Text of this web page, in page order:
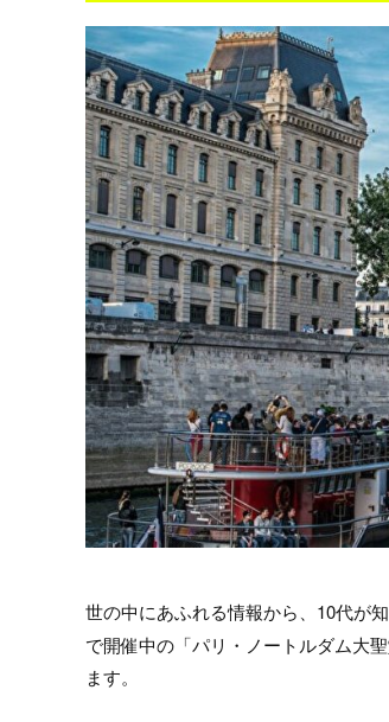
世の中にあふれる情報から、10代が
で開催中の「パリ・ノートルダム大
ます。